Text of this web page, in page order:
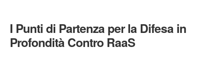
I Punti di Partenza per la Difesa in
Profondità Contro RaaS